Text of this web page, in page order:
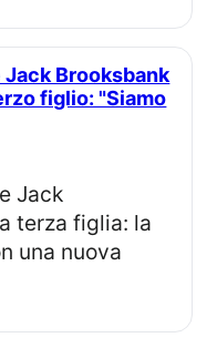
figlio: "Siamo
terza figlia: la
una nuova